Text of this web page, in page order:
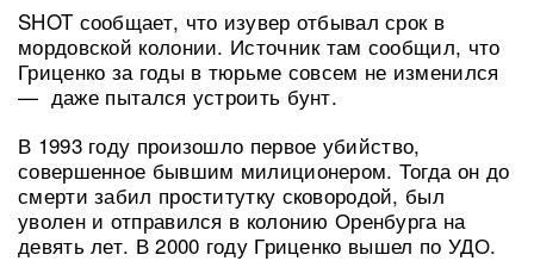
SHOT сообщает, что изувер отбывал срок в
мордовской колонии. Источник там сообщил, что
Гриценко за годы в тюрьме совсем не изменился
— даже пытался устроить бунт.
В 1993 году произошло первое убийство,
совершенное бывшим милиционером. Тогда он до
смерти забил проститутку сковородой, был
уволен и отправился в колонию Оренбурга на
девять лет. В 2000 году Гриценко вышел по УДО.